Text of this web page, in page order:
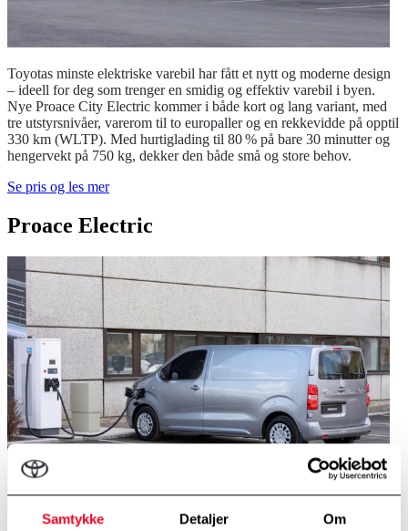
Samtykke Detaljer Om
Toyotas minste elektriske varebil har fått et nytt og moderne design
– ideell for deg som trenger en smidig og effektiv varebil i byen.
Nye Proace City Electric kommer i både kort og lang variant, med
tre utstyrsnivåer, varerom til to europaller og en rekkevidde på opptil
330 km (WLTP). Med hurtiglading til 80 % på bare 30 minutter og
hengervekt på 750 kg, dekker den både små og store behov.
Se pris og les mer
Proace Electric